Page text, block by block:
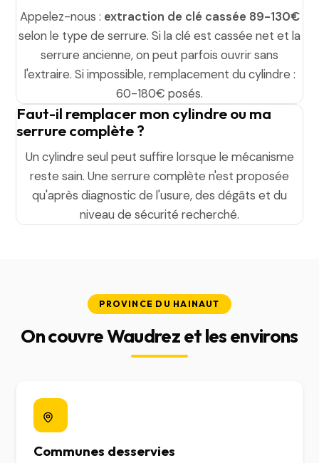
Appelez-nous : extraction de clé cassée 89-130€
selon le type de serrure. Si la clé est cassée net et la
serrure ancienne, on peut parfois ouvrir sans
l'extraire. Si impossible, remplacement du cylindre :
60-180€ posés.
Faut-il remplacer mon cylindre ou ma
serrure complète ?
Un cylindre seul peut suffire lorsque le mécanisme
reste sain. Une serrure complète n'est proposée
qu'après diagnostic de l'usure, des dégâts et du
niveau de sécurité recherché.
PROVINCE DU HAINAUT
On couvre Waudrez et les environs
Communes desservies